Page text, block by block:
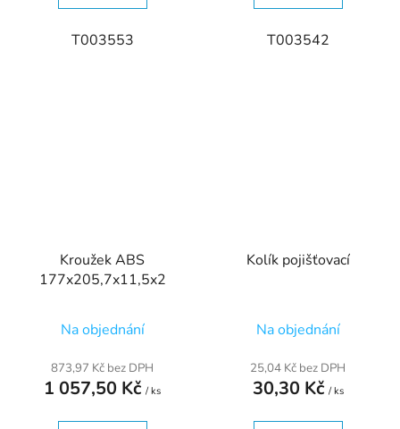
T003553 T003542
Kroužek ABS
177x205,7x11,5x2
Na objednání
873,97 Kč bez DPH
1 057,50 Kč / ks
Kolík pojišťovací
Na objednání
25,04 Kč bez DPH
30,30 Kč / ks